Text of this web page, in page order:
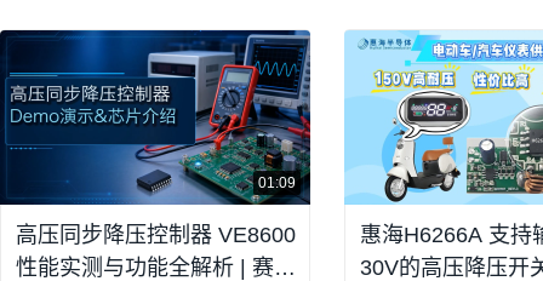
01:09
高压同步降压控制器 VE8600
性能实测与功能全解析 | 赛卓
惠海H6266A 支持
30V的高压降压开